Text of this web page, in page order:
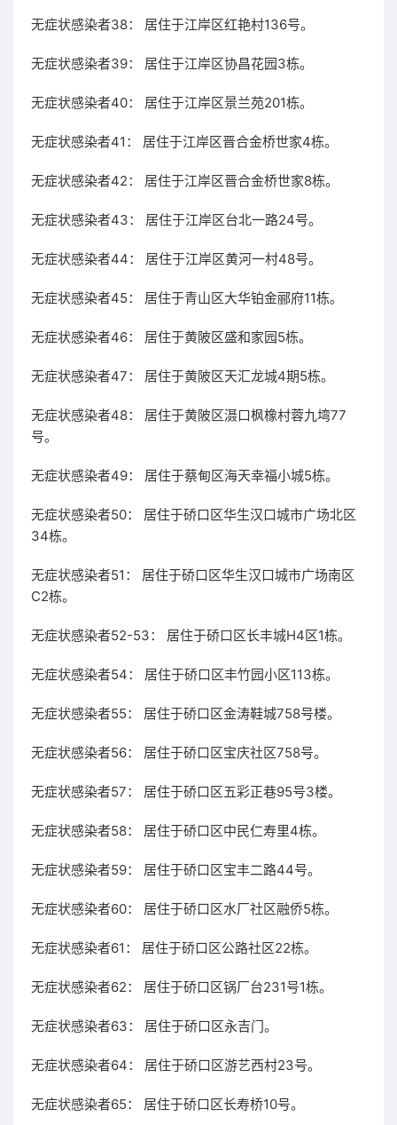
无症状感染者38： 居住于江岸区红艳村136号。
无症状感染者39： 居住于江岸区协昌花园3栋。
无症状感染者40： 居住于江岸区景兰苑201栋。
无症状感染者41： 居住于江岸区晋合金桥世家4栋。
无症状感染者42： 居住于江岸区晋合金桥世家8栋。
无症状感染者43： 居住于江岸区台北一路24号。
无症状感染者44： 居住于江岸区黄河一村48号。
无症状感染者45： 居住于青山区大华铂金郦府11栋。
无症状感染者46： 居住于黄陂区盛和家园5栋。
无症状感染者47： 居住于黄陂区天汇龙城4期5栋。
无症状感染者48： 居住于黄陂区滠口枫橡村蓉九塆77
号。
无症状感染者49： 居住于蔡甸区海天幸福小城5栋。
无症状感染者50： 居住于硚口区华生汉口城市广场北区
34栋。
无症状感染者51： 居住于硚口区华生汉口城市广场南区
C2栋。
无症状感染者52-53： 居住于硚口区长丰城H4区1栋。
无症状感染者54： 居住于硚口区丰竹园小区113栋。
无症状感染者55： 居住于硚口区金涛鞋城758号楼。
无症状感染者56： 居住于硚口区宝庆社区758号。
无症状感染者57： 居住于硚口区五彩正巷95号3楼。
无症状感染者58： 居住于硚口区中民仁寿里4栋。
无症状感染者59： 居住于硚口区宝丰二路44号。
无症状感染者60： 居住于硚口区水厂社区融侨5栋。
无症状感染者61： 居住于硚口区公路社区22栋。
无症状感染者62： 居住于硚口区锅厂台231号1栋。
无症状感染者63： 居住于硚口区永吉门。
无症状感染者64： 居住于硚口区游艺西村23号。
无症状感染者65： 居住于硚口区长寿桥10号。